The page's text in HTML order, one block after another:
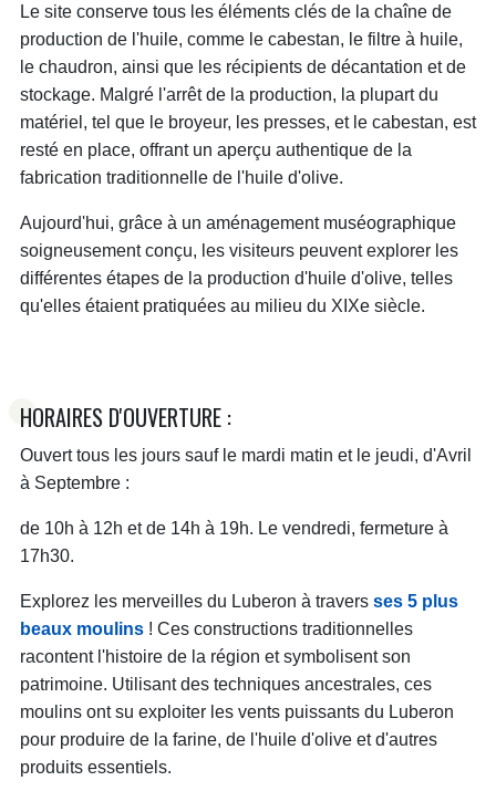
Le site conserve tous les éléments clés de la chaîne de
production de l'huile, comme le cabestan, le filtre à huile,
le chaudron, ainsi que les récipients de décantation et de
stockage. Malgré l'arrêt de la production, la plupart du
matériel, tel que le broyeur, les presses, et le cabestan, est
resté en place, offrant un aperçu authentique de la
fabrication traditionnelle de l'huile d'olive.
Aujourd'hui, grâce à un aménagement muséographique
soigneusement conçu, les visiteurs peuvent explorer les
différentes étapes de la production d'huile d'olive, telles
qu'elles étaient pratiquées au milieu du XIXe siècle.
HORAIRES D'OUVERTURE :
Ouvert tous les jours sauf le mardi matin et le jeudi, d'Avril
à Septembre :
de 10h à 12h et de 14h à 19h. Le vendredi, fermeture à
17h30.
Explorez les merveilles du Luberon à travers ses 5 plus
beaux moulins! Ces constructions traditionnelles
racontent l'histoire de la région et symbolisent son
patrimoine. Utilisant des techniques ancestrales, ces
moulins ont su exploiter les vents puissants du Luberon
pour produire de la farine, de l'huile d'olive et d'autres
produits essentiels.